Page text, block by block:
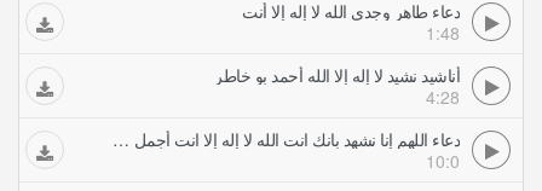
دعاء طاهر وجدي الله لا إله إلا أنت
1:48
أناشيد نشيد لا إله إلا الله أحمد بو خاطر
4:28
دعاء اللهم إنا نشهد بانك انت الله لا إله إلا انت أجمل دعاء سمعته ماهر المعيقلي
10:0